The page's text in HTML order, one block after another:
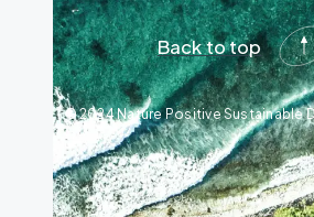
Back to top
© 2024 Nature Positive Sustainable